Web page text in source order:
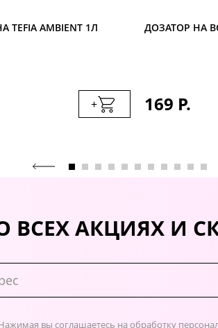
TEFIA AMBIENT 1Л
+
ДОЗАТОР НА
169 Р.
ВСЕХ АКЦИЯХ И
вы соглашаетесь на обработку